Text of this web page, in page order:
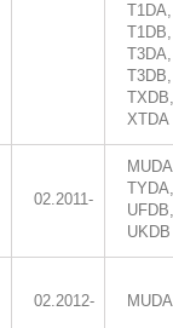
T1DA,
T1DB,
T3DA,
T3DB,
TXDB,
XTDA
02.2011-
TYDA,
UFDB,
UKDB
02.2012- MUDA